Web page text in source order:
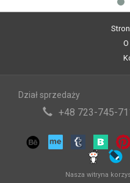
Dział sprzedaży
+48 723-745-
Nasza witryna